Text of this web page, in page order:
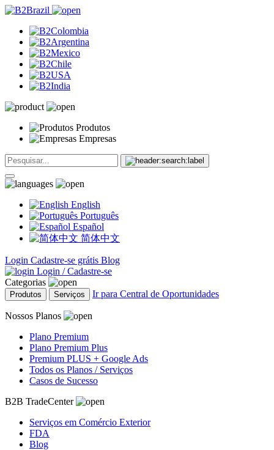
Produtos
Empresas
English
Português
Español
简体中文
Login Cadastre-se grátis Blog
Login / Cadastre-se
Categorias
Produtos Serviços Ir para Central de Oportunidades
Nossos Planos
Plano Premium
Plano Premium Plus
Premium PLUS + Google Ads
Todos os Planos / Serviços
Casos de Sucesso
B2B TradeCenter
Serviços em Comércio Exterior
FDA
Blog